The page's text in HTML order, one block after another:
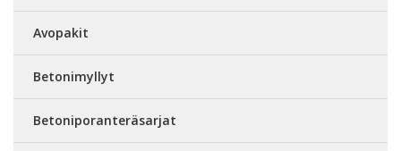
Avopakit
Betonimyllyt
Betoniporanteräsarjat